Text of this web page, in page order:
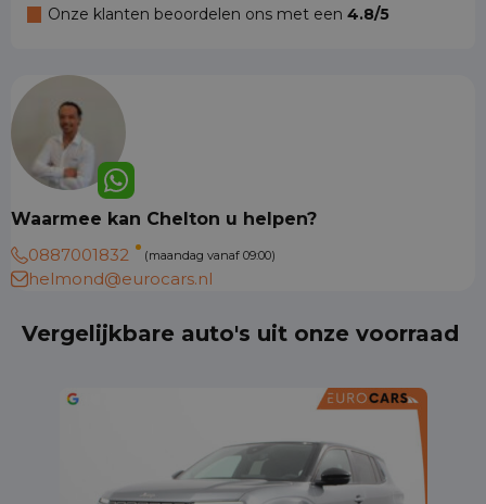
Onze klanten beoordelen ons met een 4.8/5
Waarmee kan Chelton u helpen?
0887001832
(maandag vanaf 09:00)
helmond@eurocars.nl
Vergelijkbare auto's uit onze voorraad